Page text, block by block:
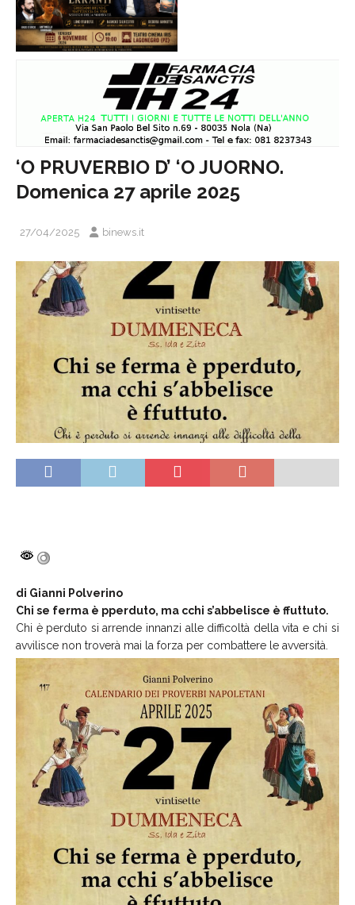
‘O PRUVERBIO D’ ‘O JUORNO.
Domenica 27 aprile 2025
27/04/2025 binews.it
di Gianni Polverino
Chi se ferma è pperduto, ma cchi s’abbelisce è ffuttuto.
Chi è perduto si arrende innanzi alle difficoltà della vita e chi si
avvilisce non troverà mai la forza per combattere le avversità.